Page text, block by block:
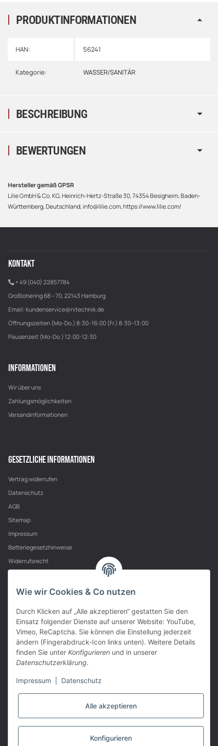
PRODUKTINFORMATIONEN
HAN: 56241
Kategorie: WASSER/SANITÄR
BESCHREIBUNG
BEWERTUNGEN
Hersteller gemäß GPSR
Lilie GmbH & Co. KG, Heinrich-Hertz-Straße 30, 74354 Besigheim, Baden-
Württemberg, Deutschland, info@lilie.com, https://www.lilie.com/
KONTAKT
+ 49 (040) 22857784
Großlohering 68 – 70, 22143 Hamburg
Email: kundenservice@rvtechnik.de
Öffnungszeiten (Mo-Do.) 8:30–16:00 (Fr.) 8:30–13:00
Pausenzeit (Mo-Do.) 12:00-12:30
INFORMATIONEN
Wir über uns
Zahlungsmöglichkeiten
Versandinformationen
GESETZLICHE INFORMATIONEN
Vertrag widerrufen
Datenschutz
AGB
Sitemap
Impressum
Batteriegesetzhinweise
Widerrufsrecht
PARTNER
VERTRAG WIDERRUFEN
Wie wir Cookies & Co nutzen
Durch Klicken auf „Alle akzeptieren“ gestatten Sie den
Einsatz folgender Dienste auf unserer Website: YouTube,
Vimeo, ReCaptcha. Sie können die Einstellung jederzeit
ändern (Fingerabdruck-Icon links unten). Weitere Details
finden Sie unter Konfigurieren und in unserer
Datenschutzerklärung.
Impressum Datenschutz
Alle akzeptieren
Konfigurieren